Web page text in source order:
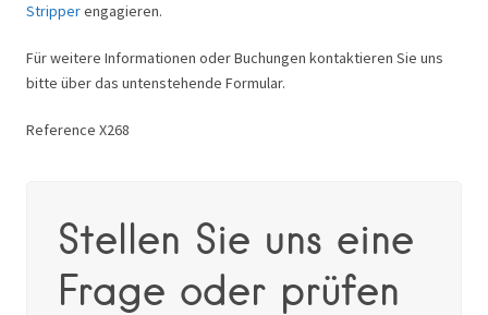
Stripperengagieren.
Für weitere Informationen oder Buchungen kontaktieren Sie uns
bitte über das untenstehende Formular.
Reference X268
Stellen Sie uns eine
Frage oder prüfen